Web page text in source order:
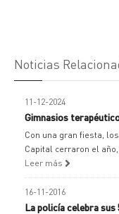
Noticias
11-12-2024
Gimnasios
Con una gran fiesta,
Capital cerraron el
Leer más
16-11-2016
La policía celebra